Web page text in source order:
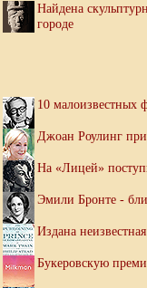
Найдена
городе
10 малоизвестных
Джоан Роулинг
На «Лицей»
Эмили Бронте -
Издана
Букеровскую